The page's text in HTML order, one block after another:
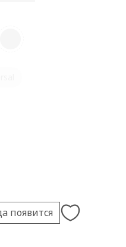
появится